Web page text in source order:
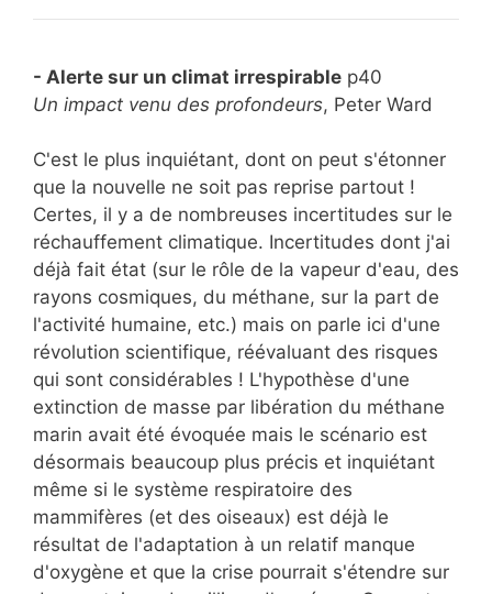
- Alerte sur un climat irrespirable p40
Un impact venu des profondeurs, Peter Ward
C'est le plus inquiétant, dont on peut s'étonner
que la nouvelle ne soit pas reprise partout !
Certes, il y a de nombreuses incertitudes sur le
réchauffement climatique. Incertitudes dont j'ai
déjà fait état (sur le rôle de la vapeur d'eau, des
rayons cosmiques, du méthane, sur la part de
l'activité humaine, etc.) mais on parle ici d'une
révolution scientifique, réévaluant des risques
qui sont considérables ! L'hypothèse d'une
extinction de masse par libération du méthane
marin avait été évoquée mais le scénario est
désormais beaucoup plus précis et inquiétant
même si le système respiratoire des
mammifères (et des oiseaux) est déjà le
résultat de l'adaptation à un relatif manque
d'oxygène et que la crise pourrait s'étendre sur